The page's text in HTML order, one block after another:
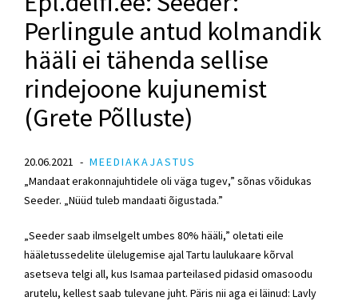
Perlingule antud kolmandik
hääli ei tähenda sellise
rindejoone kujunemist
(Grete Põlluste)
20.06.2021
MEEDIAKAJASTUS
„Mandaat erakonnajuhtidele oli väga tugev,” sõnas võidukas
Seeder. „Nüüd tuleb mandaati õigustada.”
„Seeder saab ilmselgelt umbes 80% hääli,” oletati eile
hääletussedelite ülelugemise ajal Tartu laulukaare kõrval
asetseva telgi all, kus Isamaa parteilased pidasid omasoodu
arutelu, kellest saab tulevane juht. Päris nii aga ei läinud: Lavly